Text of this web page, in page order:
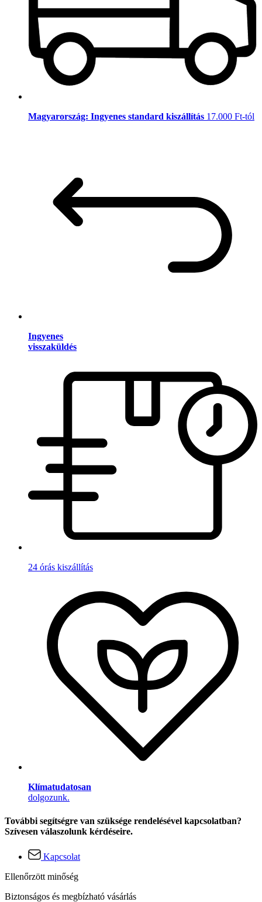
Magyarország: Ingyenes standard kiszállítás 17.000 Ft-tól
Ingyenes
visszaküldés
24 órás kiszállítás
Klímatudatosan
dolgozunk.
További segítségre van szüksége rendelésével kapcsolatban?
Szívesen válaszolunk kérdéseire.
Kapcsolat
Ellenőrzött minőség
Biztonságos és megbízható vásárlás